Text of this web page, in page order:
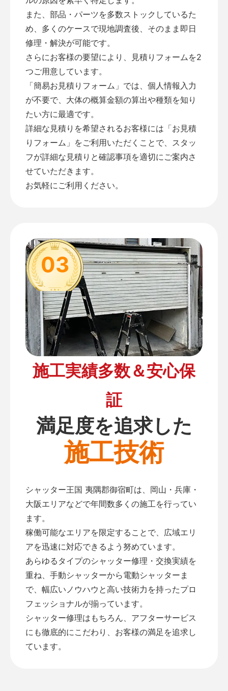
また、部品・パーツを多数ストックしているた
め、多くのケースで現地調査後、そのまま即日
修理・解決が可能です。
さらにお客様の要望により、見積りフォームを2
つご用意しています。
「簡易お見積りフォーム 」では、個人情報入力
が不要で、大体の概算金額の算出や種類を知り
たい方に最適です。
詳細な見積りを希望されるお客様には「お見積
りフォーム 」をご利用いただくことで、スタッ
フが詳細な見積りと確認事項を適切にご案内さ
せていただきます。
お気軽にご利用ください。
03
施工実績多数＆安心保
証
満足度を追求した
施工技術
シャッター王国 夷隅郡御宿町は、岡山・兵庫・
大阪エリアなどで年間数多くの施工を行ってい
ます。
稼働可能なエリアを限定することで、広域エリ
アを迅速に対応できるよう努めています。
あらゆるタイプのシャッター修理・交換実績を
重ね、手動シャッターから電動シャッターま
で、幅広いノウハウと高い技術力を持ったプロ
フェッショナルが揃っています。
シャッター修理はもちろん、アフターサービス
にも徹底的にこだわり、お客様の満足を追求し
ています。